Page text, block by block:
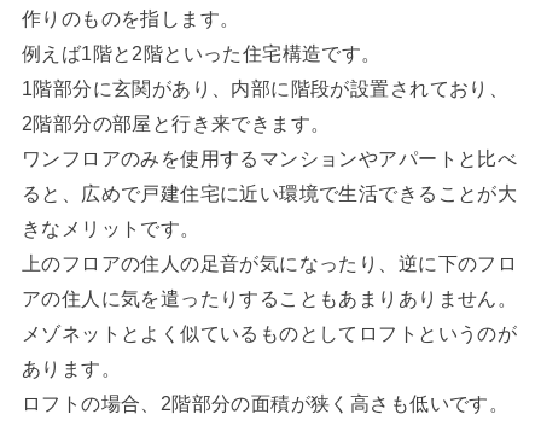
作りのものを指します。
例えば1階と2階といった住宅構造です。
1階部分に玄関があり、内部に階段が設置されており、
2階部分の部屋と行き来できます。
ワンフロアのみを使用するマンションやアパートと比べ
ると、広めで戸建住宅に近い環境で生活できることが大
きなメリットです。
上のフロアの住人の足音が気になったり、逆に下のフロ
アの住人に気を遣ったりすることもあまりありません。
メゾネットとよく似ているものとしてロフトというのが
あります。
ロフトの場合、2階部分の面積が狭く高さも低いです。